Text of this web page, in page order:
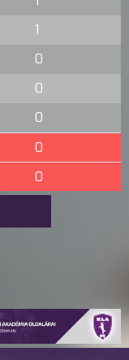
1
0
0
0
0
0